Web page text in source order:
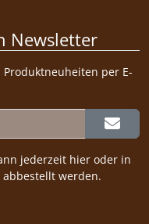
Newsletter
per E-
jederzeit hier oder in
werden.